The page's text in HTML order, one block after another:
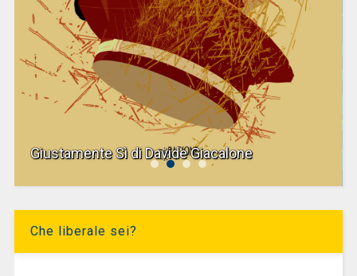
Giustamente Sì di Davide Giacalone
Che liberale sei?